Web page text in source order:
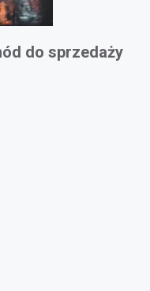
do sprzedaży